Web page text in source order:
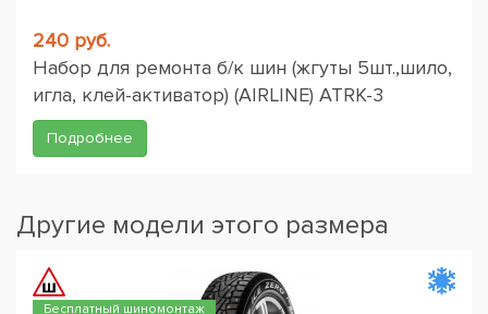
240 руб.
Набор для ремонта б/к шин (жгуты 5шт.,шило,
игла, клей-активатор) (AIRLINE) ATRK-3
Подробнее
Другие модели этого размера
Бесплатный шиномонтаж